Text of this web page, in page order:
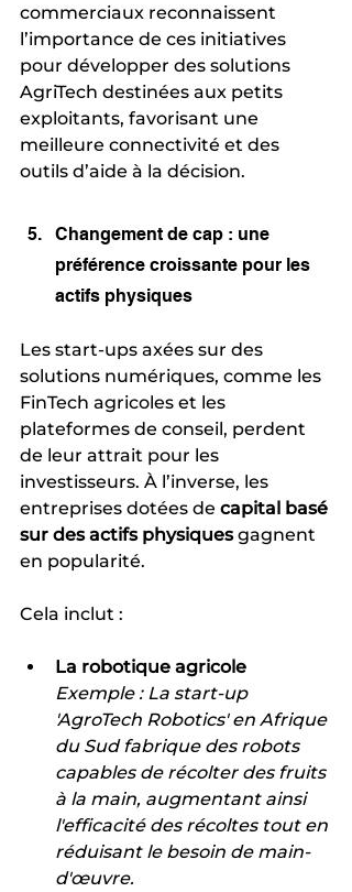
commerciaux reconnaissent
l’importance de ces initiatives
pour développer des solutions
AgriTech destinées aux petits
exploitants, favorisant une
meilleure connectivité et des
outils d’aide à la décision.
Changement de cap : une
préférence croissante pour les
actifs physiques
Les start-ups axées sur des
solutions numériques, comme les
FinTech agricoles et les
plateformes de conseil, perdent
de leur attrait pour les
investisseurs. À l’inverse, les
entreprises dotées de capital basé
sur des actifs physiques gagnent
en popularité.
Cela inclut :
La robotique agricole
Exemple : La start-up
'AgroTech Robotics' en Afrique
du Sud fabrique des robots
capables de récolter des fruits
à la main, augmentant ainsi
l'efficacité des récoltes tout en
réduisant le besoin de main-
d'œuvre.